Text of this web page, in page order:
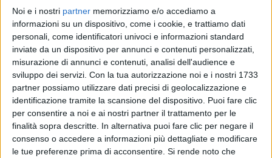
Noi e i nostri partner memorizziamo e/o accediamo a
informazioni su un dispositivo, come i cookie, e trattiamo dati
personali, come identificatori univoci e informazioni standard
inviate da un dispositivo per annunci e contenuti personalizzati,
misurazione di annunci e contenuti, analisi dell'audience e
sviluppo dei servizi. Con la tua autorizzazione noi e i nostri 1733
partner possiamo utilizzare dati precisi di geolocalizzazione e
identificazione tramite la scansione del dispositivo. Puoi fare clic
per consentire a noi e ai nostri partner il trattamento per le
finalità sopra descritte. In alternativa puoi fare clic per negare il
consenso o accedere a informazioni più dettagliate e modificare
le tue preferenze prima di acconsentire. Si rende noto che
#RILIVE 21 mag 2022
Coez: con lui piazza Duomo a Milano è
sempre bella
Il pubblico di RADIO ITALIA LIVE – IL CONCERTO
ha gli “Occhi rossi” dall’emozione